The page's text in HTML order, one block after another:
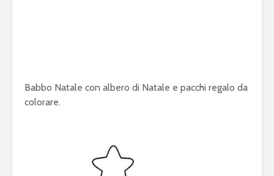
Babbo Natale con albero di Natale e pacchi regalo da
colorare.